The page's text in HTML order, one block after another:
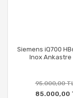
Siemens iQ700
Inox Ankastre
95.000,00
85.000,00